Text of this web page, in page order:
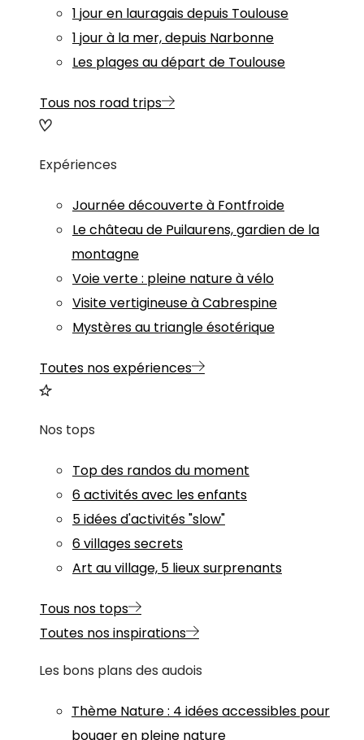
1 jour en lauragais depuis Toulouse
1 jour à la mer, depuis Narbonne
Les plages au départ de Toulouse
Tous nos road trips
Expériences
Journée découverte à Fontfroide
Le château de Puilaurens, gardien de la
montagne
Voie verte : pleine nature à vélo
Visite vertigineuse à Cabrespine
Mystères au triangle ésotérique
Toutes nos expériences
Nos tops
Top des randos du moment
6 activités avec les enfants
5 idées d'activités "slow"
6 villages secrets
Art au village, 5 lieux surprenants
Tous nos tops
Toutes nos inspirations
Les bons plans des audois
Thème Nature: 4 idées accessibles pour
bouger en pleine nature